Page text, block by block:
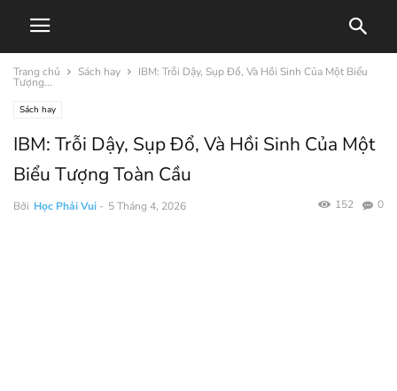
Trang chủ Sách hay IBM: Trỗi Dậy, Sụp Đổ, Và Hồi Sinh Của Một Biểu
Tượng...
Sách hay
IBM: Trỗi Dậy, Sụp Đổ, Và Hồi Sinh Của Một
Biểu Tượng Toàn Cầu
Bởi Học Phải Vui - 5 Tháng 4, 2026 0
152